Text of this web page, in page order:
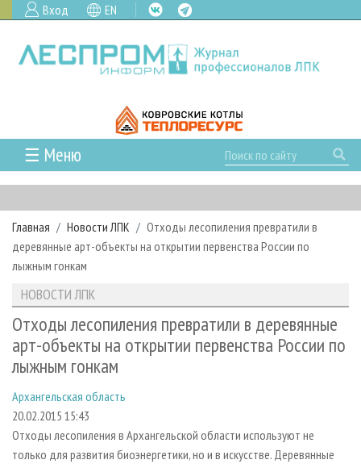
Вход EN
☰ Меню
ГЛАВНАЯ
РУБРИКИ И ТЕМЫ
РУБРИКИ ЖУРНАЛА
ЛЕСНОЕ ХОЗЯЙСТВО
ЛЕСОЗАГОТОВКА
ЛЕСОПИЛЕНИЕ
ДЕРЕВООБРАБОТКА
СУШКА ДРЕВЕСИНЫ
ПРОИЗВОДСТВО ДРЕВЕСНЫХ ПЛИТ
ДЕРЕВЯННОЕ ДОМОСТРОЕНИЕ
ПРОИЗВОДСТВО МЕБЕЛИ
НОВОСТИ
КАЛЕНДАРЬ СОБЫТИЙ
НОВОСТИ ЛПК
НОВОСТИ ЖУРНАЛА
НОВОСТИ КОМПАНИЙ
ПРОЕКТЫ ЛПИ
АНАЛИТИКА
ПРЕДПРИЯТИЯ ЛПК
ЛЕСНЫЕ РЕГИОНЫ РОССИИ
ПЕРСОНЫ
МОБИЛЬНЫЕ ВЫСТАВКИ
ОФИЦИАЛЬНЫЕ ДЕЛЕГАЦИИ
ПРИОРИТЕТНЫЕ ИНВЕСТПРОЕКТЫ
АРХИВ
АРХИВ ЖУРНАЛОВ
СТАТЬИ
О ЖУРНАЛЕ
ПОДПИСКА
КОНТАКТЫ
РЕКЛАМОДАТЕЛЯМ
РЕКЛАМА
РЕКЛАМА НА САЙТЕ
Главная Новости ЛПК
Отходы лесопиления превратили в
деревянные арт-объекты на открытии первенства России по
лыжным гонкам
НОВОСТИ ЛПК
Отходы лесопиления превратили в деревянные
арт-объекты на открытии первенства России по
лыжным гонкам
Архангельская область
20.02.2015 15:43
Отходы лесопиления в Архангельской области используют не
только для развития биоэнергетики, но и в искусстве. Деревянные